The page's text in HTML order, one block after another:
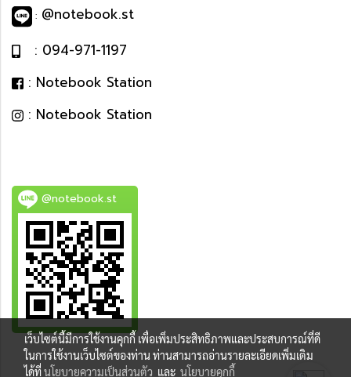
: @notebook.st
: 094-971-1197
: Notebook Station
: Notebook Station
@notebook.st
BEST DEAL
เว็บไซต์นี้มีการใช้งานคุกกี้ เพื่อเพิ่มประสิทธิภาพและประสบการณ์ที่ดี
ในการใช้งานเว็บไซต์ของท่าน ท่านสามารถอ่านรายละเอียดเพิ่มเติม
ได้ที่นโยบายความเป็นส่วนตัว และ นโยบายคุกกี้